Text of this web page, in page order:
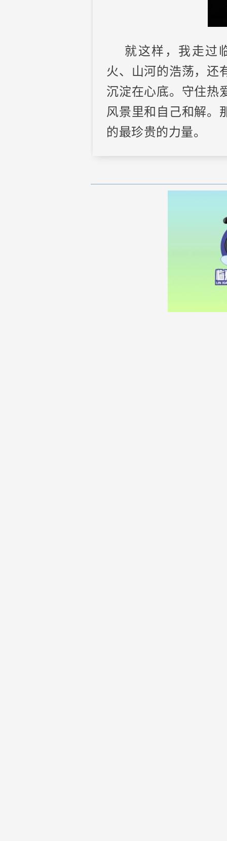
就这样，我走过
火、山河的浩荡，还
沉淀在心底。守住热
风景里和自己和解。
的最珍贵的力量。